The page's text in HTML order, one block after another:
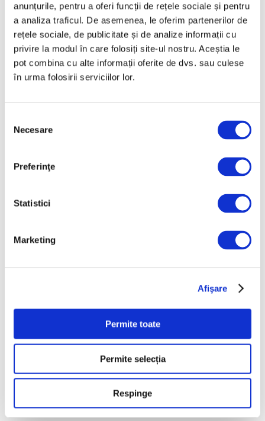
anunțurile, pentru a oferi funcții de rețele sociale și pentru
a analiza traficul. De asemenea, le oferim partenerilor de
rețele sociale, de publicitate și de analize informații cu
privire la modul în care folosiți site-ul nostru. Aceștia le
pot combina cu alte informații oferite de dvs. sau culese
în urma folosirii serviciilor lor.
consimțământului
Necesare
Preferinţe
Statistici
Marketing
Afişare
Permite toate
Permite selecția
Respinge
Articole recente
7 August 2026
Artǎ